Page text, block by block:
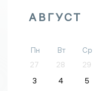
АВГУСТ
Пн Вт Ср
27
28 29
3
4 5